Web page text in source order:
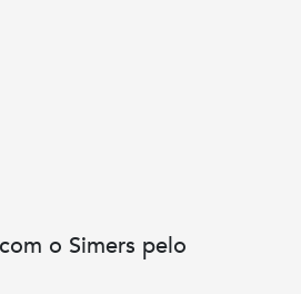
o Simers pelo